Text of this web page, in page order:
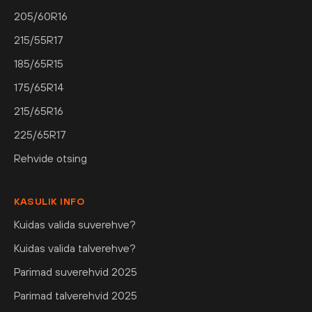
205/60R16
215/55R17
185/65R15
175/65R14
215/65R16
225/65R17
Rehvide otsing
KASULIK INFO
Kuidas valida suverehve?
Kuidas valida talverehve?
Parimad suverehvid 2025
Parimad talverehvid 2025